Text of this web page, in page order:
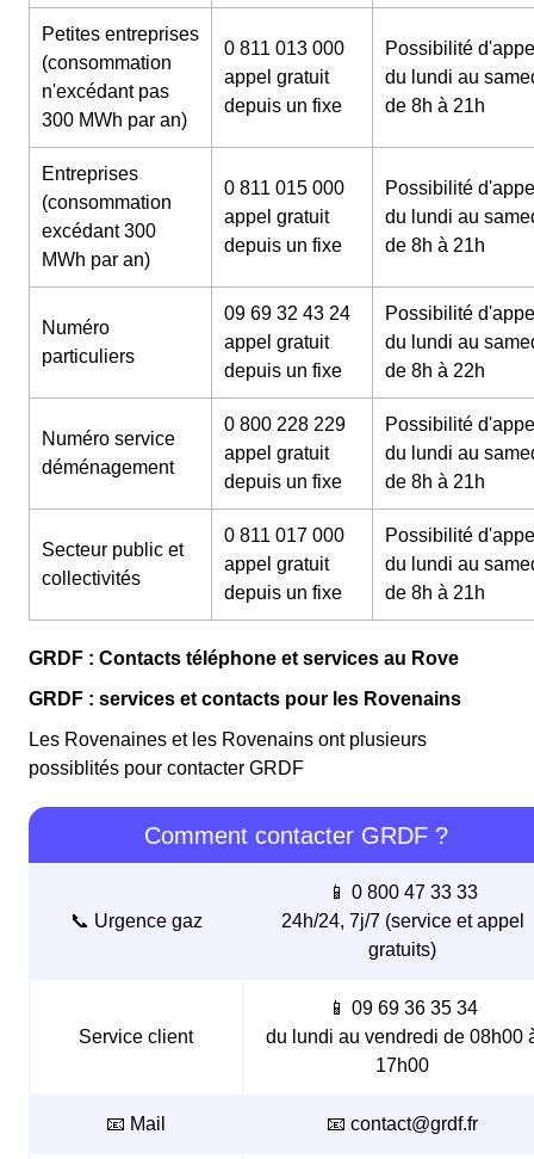
Petites entreprises
(consommation
n'excédant pas
300 MWh par an)
0 811 013 000
appel gratuit
depuis un fixe
Possibilité
du lundi au
de 8h à 21h
Entreprises
(consommation
excédant 300
MWh par an)
0 811 015 000
appel gratuit
depuis un fixe
Possibilité
du lundi au
de 8h à 21h
Numéro
particuliers
09 69 32 43 24
appel gratuit
depuis un fixe
Possibilité
du lundi au
de 8h à 22h
Numéro service
déménagement
0 800 228 229
appel gratuit
depuis un fixe
Possibilité
du lundi au
de 8h à 21h
Secteur public et
collectivités
0 811 017 000
appel gratuit
depuis un fixe
Possibilité
du lundi au
de 8h à 21h
GRDF : Contacts téléphone et services au Rove
GRDF : services et contacts pour les Rovenains
Les Rovenaines et les Rovenains ont plusieurs
possiblités pour contacter GRDF
Comment contacter GRDF ?
📞 Urgence gaz
📱 0 800 47 33 33
24h/24, 7j/7 (service et appel
gratuits)
Service client
📱 09 69 36 35 34
du lundi au vendredi de 08h00
17h00
📧 Mail 📧 contact@grdf.fr